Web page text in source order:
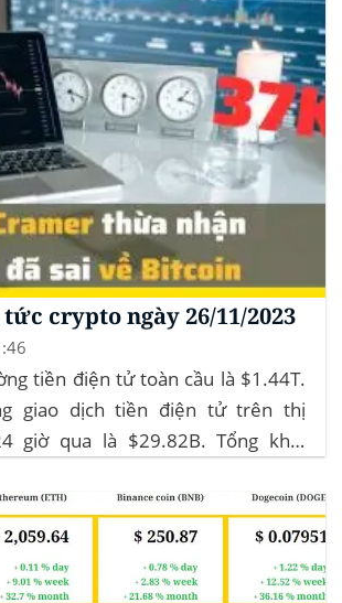
crypto ngày 26/11/2023
tiền điện tử toàn cầu là $1.44T.
giao dịch tiền điện tử trên thị
giờ qua là $29.82B. Tổng khối
khối lượng giao dịch tiền điện tử
lượng giao dịch của...